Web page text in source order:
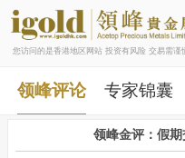
您访问的是香港地区网站 投资有风险 交易需谨
领峰评论 专家锦囊
领峰金评：假